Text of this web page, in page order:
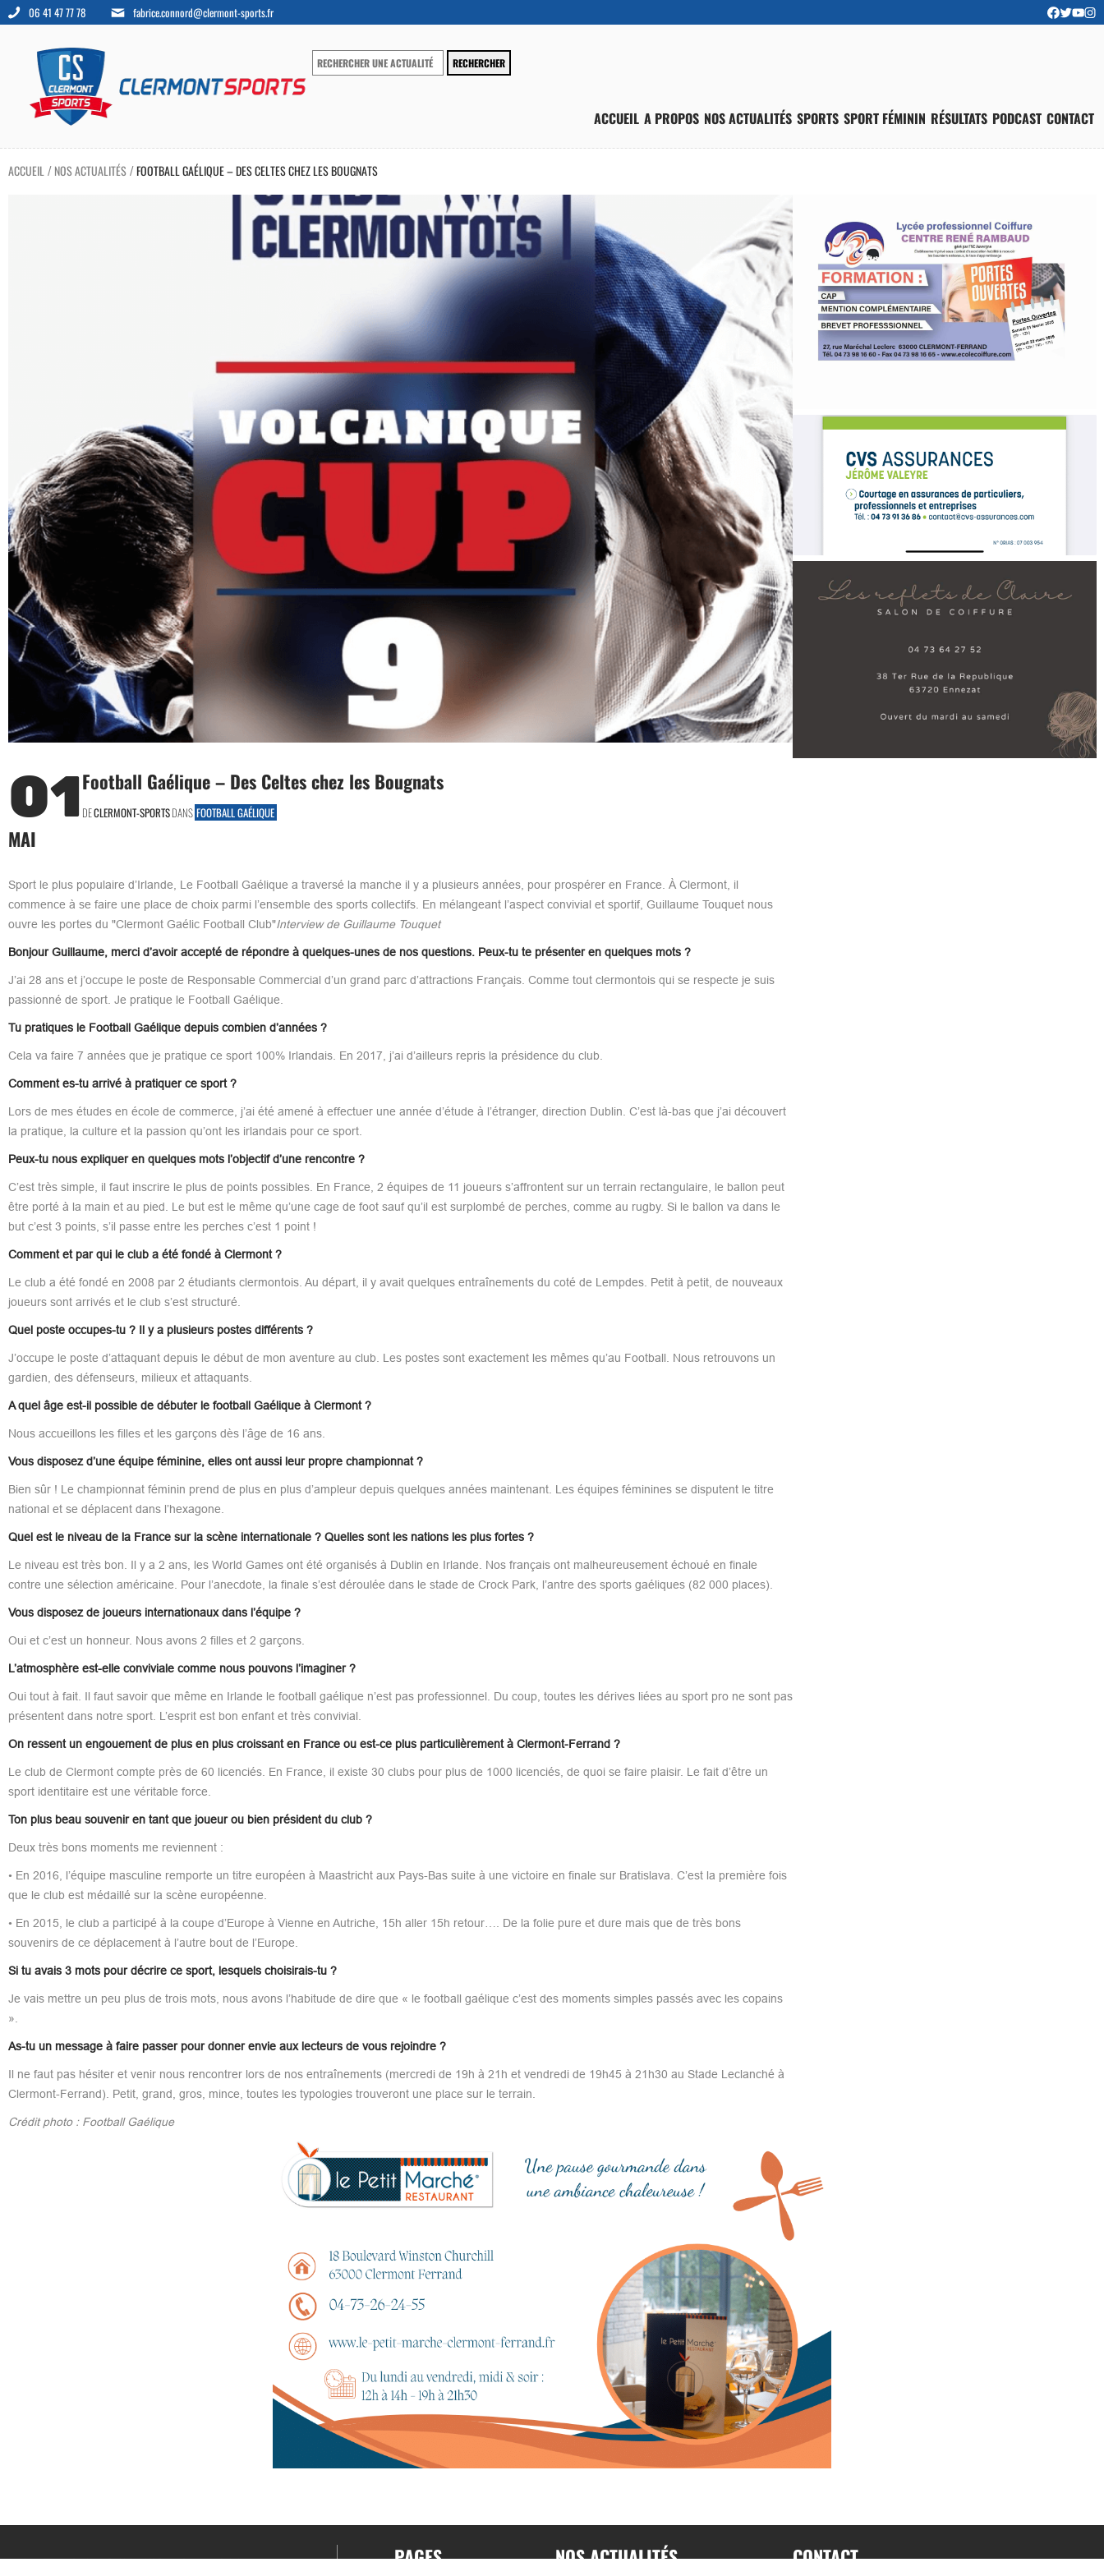
06 41 47 77 78 fabrice.connord@clermont-sports.fr
ACCUEIL A PROPOS NOS ACTUALITÉS SPORTS SPORT FÉMININ RÉSULTATS PODCAST CONTACT
ACCUEIL / NOS ACTUALITÉS/FOOTBALL GAÉLIQUE – DES CELTES CHEZ LES BOUGNATS
01
MAI
Football Gaélique – Des Celtes chez les Bougnats
DECLERMONT-SPORTSDANS FOOTBALL GAÉLIQUE
Sport le plus populaire d’Irlande, Le Football Gaélique a traversé la manche il y a plusieurs années, pour prospérer en France. À Clermont, il
commence à se faire une place de choix parmi l’ensemble des sports collectifs. En mélangeant l’aspect convivial et sportif, Guillaume Touquet nous
ouvre les portes du "Clermont Gaélic Football Club"Interview de Guillaume Touquet
Bonjour Guillaume, merci d’avoir accepté de répondre à quelques-unes de nos questions. Peux-tu te présenter en quelques mots ?
J’ai 28 ans et j’occupe le poste de Responsable Commercial d’un grand parc d’attractions Français. Comme tout clermontois qui se respecte je suis
passionné de sport. Je pratique le Football Gaélique.
Tu pratiques le Football Gaélique depuis combien d’années ?
Cela va faire 7 années que je pratique ce sport 100% Irlandais. En 2017, j’ai d’ailleurs repris la présidence du club.
Comment es-tu arrivé à pratiquer ce sport ?
Lors de mes études en école de commerce, j’ai été amené à effectuer une année d’étude à l’étranger, direction Dublin. C’est là-bas que j’ai découvert
la pratique, la culture et la passion qu’ont les irlandais pour ce sport.
Peux-tu nous expliquer en quelques mots l’objectif d’une rencontre ?
C’est très simple, il faut inscrire le plus de points possibles. En France, 2 équipes de 11 joueurs s’affrontent sur un terrain rectangulaire, le ballon peut
être porté à la main et au pied. Le but est le même qu’une cage de foot sauf qu’il est surplombé de perches, comme au rugby. Si le ballon va dans le
but c’est 3 points, s’il passe entre les perches c’est 1 point !
Comment et par qui le club a été fondé à Clermont ?
Le club a été fondé en 2008 par 2 étudiants clermontois. Au départ, il y avait quelques entraînements du coté de Lempdes. Petit à petit, de nouveaux
joueurs sont arrivés et le club s’est structuré.
Quel poste occupes-tu ? Il y a plusieurs postes différents ?
J’occupe le poste d’attaquant depuis le début de mon aventure au club. Les postes sont exactement les mêmes qu’au Football. Nous retrouvons un
gardien, des défenseurs, milieux et attaquants.
A quel âge est-il possible de débuter le football Gaélique à Clermont ?
Nous accueillons les filles et les garçons dès l’âge de 16 ans.
Vous disposez d’une équipe féminine, elles ont aussi leur propre championnat ?
Bien sûr ! Le championnat féminin prend de plus en plus d’ampleur depuis quelques années maintenant. Les équipes féminines se disputent le titre
national et se déplacent dans l’hexagone.
Quel est le niveau de la France sur la scène internationale ? Quelles sont les nations les plus fortes ?
Le niveau est très bon. Il y a 2 ans, les World Games ont été organisés à Dublin en Irlande. Nos français ont malheureusement échoué en finale
contre une sélection américaine. Pour l’anecdote, la finale s’est déroulée dans le stade de Crock Park, l’antre des sports gaéliques (82 000 places).
Vous disposez de joueurs internationaux dans l’équipe ?
Oui et c’est un honneur. Nous avons 2 filles et 2 garçons.
L’atmosphère est-elle conviviale comme nous pouvons l’imaginer ?
Oui tout à fait. Il faut savoir que même en Irlande le football gaélique n’est pas professionnel. Du coup, toutes les dérives liées au sport pro ne sont pas
présentent dans notre sport. L’esprit est bon enfant et très convivial.
On ressent un engouement de plus en plus croissant en France ou est-ce plus particulièrement à Clermont-Ferrand ?
Le club de Clermont compte près de 60 licenciés. En France, il existe 30 clubs pour plus de 1000 licenciés, de quoi se faire plaisir. Le fait d’être un
sport identitaire est une véritable force.
Ton plus beau souvenir en tant que joueur ou bien président du club ?
Deux très bons moments me reviennent :
• En 2016, l’équipe masculine remporte un titre européen à Maastricht aux Pays-Bas suite à une victoire en finale sur Bratislava. C’est la première fois
que le club est médaillé sur la scène européenne.
• En 2015, le club a participé à la coupe d’Europe à Vienne en Autriche, 15h aller 15h retour…. De la folie pure et dure mais que de très bons
souvenirs de ce déplacement à l’autre bout de l’Europe.
Si tu avais 3 mots pour décrire ce sport, lesquels choisirais-tu ?
Je vais mettre un peu plus de trois mots, nous avons l’habitude de dire que « le football gaélique c’est des moments simples passés avec les copains
».
As-tu un message à faire passer pour donner envie aux lecteurs de vous rejoindre ?
Il ne faut pas hésiter et venir nous rencontrer lors de nos entraînements (mercredi de 19h à 21h et vendredi de 19h45 à 21h30 au Stade Leclanché à
Clermont-Ferrand). Petit, grand, gros, mince, toutes les typologies trouveront une place sur le terrain.
Crédit photo : Football Gaélique
PAGES NOS ACTUALITÉS CONTACT